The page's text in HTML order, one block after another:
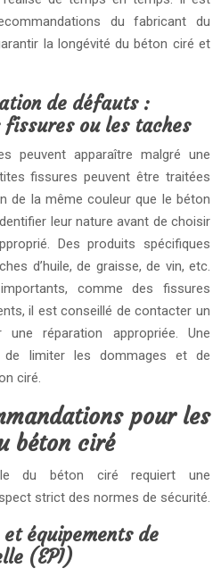
du fabricant du
la longévité du béton ciré et
de défauts :
ou les taches
peuvent apparaître malgré une
fissures peuvent être traitées
de la même couleur que le béton
leur nature avant de choisir
Des produits spécifiques
d’huile, de graisse, de vin, etc.
comme des fissures
il est conseillé de contacter un
une réparation appropriée. Une
de limiter les dommages et de
ciré.
pour les
béton ciré
du béton ciré requiert une
strict des normes de sécurité.
équipements de
(EPI)